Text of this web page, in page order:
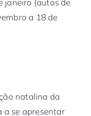
janeiro (autos de
a 18 de
natalina da
a se apresentar